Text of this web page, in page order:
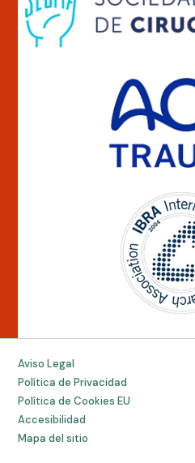
Aviso Legal
Política de Privacidad
Política de Cookies EU
Accesibilidad
Mapa del sitio